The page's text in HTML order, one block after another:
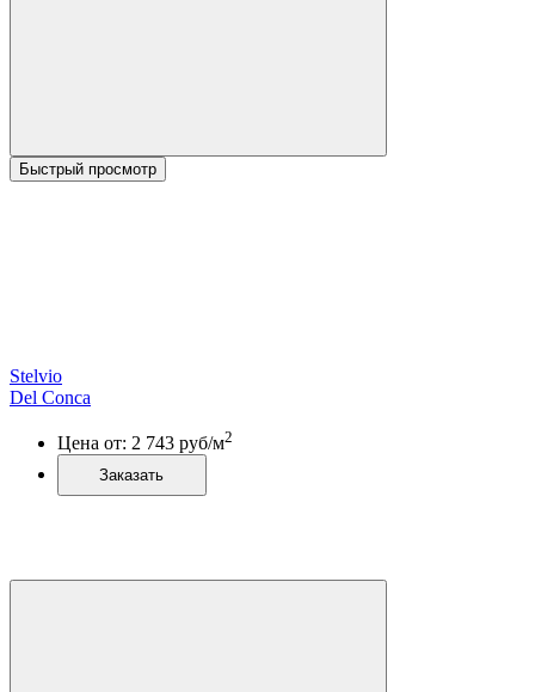
Быстрый просмотр
Stelvio
Del Conca
Цена от: 2 743 руб/м2
Заказать